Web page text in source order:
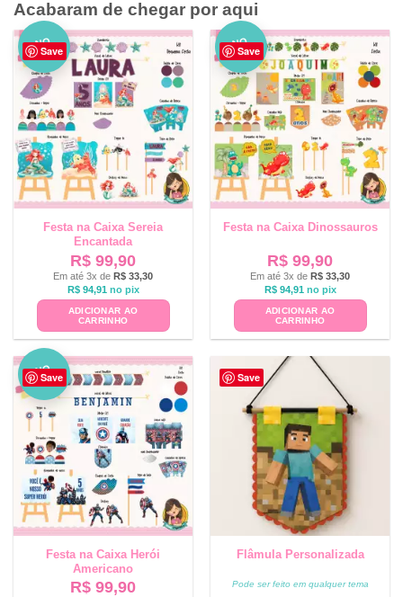
Acabaram de chegar por aqui
Save
NO
VO
Festa na Caixa Sereia
Encantada
R$ 99,90
Em até 3x de R$ 33,30
R$94,91 no pix
ADICIONAR AO
CARRINHO
Save
NO
VO
Festa na Caixa Dinossauros
R$ 99,90
Em até 3x de R$ 33,30
R$94,91 no pix
ADICIONAR AO
CARRINHO
Save
NO
VO
Festa na Caixa Herói
Americano
R$ 99,90
Save
Flâmula Personalizada
Pode ser feito em qualquer tema